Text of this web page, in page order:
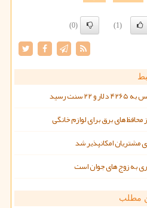
(1)
(0)
های برق برای لوازم خانگی
مشتریان امکانپذیر شد
مطلب